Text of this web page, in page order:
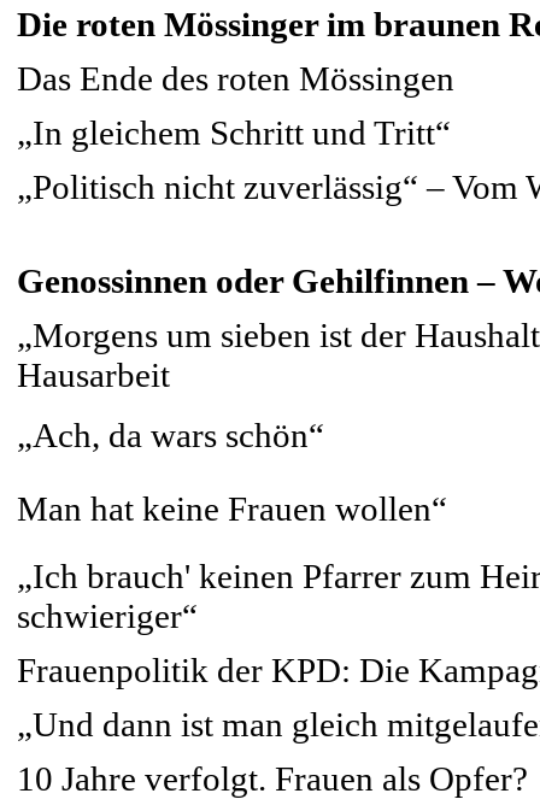
Die roten Mössinger im braunen
Das Ende des roten Mössingen
„In gleichem Schritt und Tritt“
„Politisch nicht zuverlässig“ – Vom
Genossinnen oder Gehilfinnen –
„Morgens um sieben ist der
Hausarbeit
„Ach, da wars schön“
Man hat keine Frauen wollen“
„Ich brauch' keinen Pfarrer zum
schwieriger“
Frauenpolitik der KPD: Die
„Und dann ist man gleich
10 Jahre verfolgt. Frauen als Opfer?